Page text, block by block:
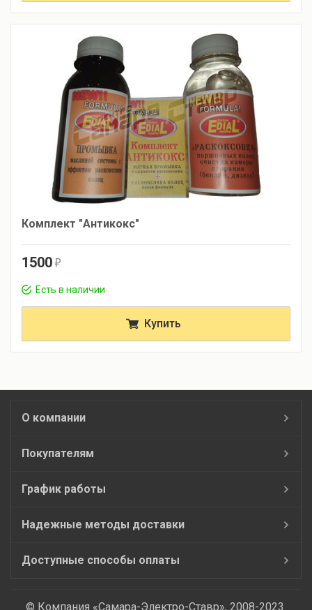
Комплект "Антикокс"
1500 r
Есть в наличии
Купить
О компании
Покупателям
График работы
Надежные методы доставки
Доступные способы оплаты
© Компания «Самара-Электро-Ставр», 2008-2023.